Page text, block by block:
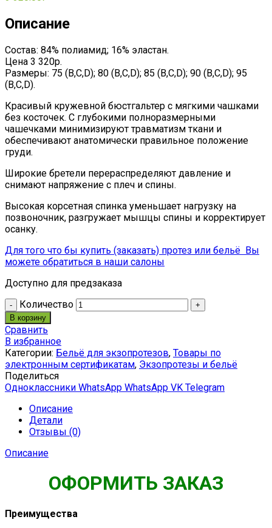
Описание
Состав: 84% полиамид; 16% эластан.
Цена 3 320р.
Размеры: 75 (B,C,D); 80 (B,C,D); 85 (B,C,D); 90 (B,C,D); 95
(B,C,D).
Красивый кружевной бюстгальтер с мягкими чашками
без косточек. С глубокими полноразмерными
чашечками минимизируют травматизм ткани и
обеспечивают анатомически правильное положение
груди.
Широкие бретели перераспределяют давление и
снимают напряжение с плеч и спины.
Высокая корсетная спинка уменьшает нагрузку на
позвоночник, разгружает мышцы спины и корректирует
осанку.
Для того что бы купить (заказать) протез или бельё Вы
можете обратиться в наши салоны
Доступно для предзаказа
Количество
В корзину
Сравнить
В избранное
Категории: Бельё для экзопротезов, Товары по
электронным сертификатам, Экзопротезы и бельё
Поделиться
Одноклассники WhatsApp WhatsApp VK Telegram
Описание
Детали
Отзывы (0)
Описание
ОФОРМИТЬ ЗАКАЗ
Преимущества